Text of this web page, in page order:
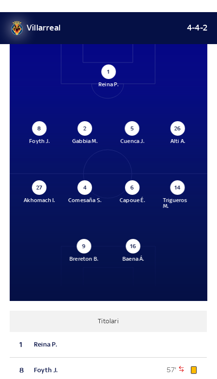
Villarreal 4-4-2
1
Reina P.
8
Foyth J.
2
Gabbia M.
5
Cuenca J.
26
Alti A.
27
Akhomach I.
4
Comesaña S.
6
Capoue É.
14
Trigueros
M.
9
Brereton B.
16
Baena Á.
Titolari
1 Reina P.
8 Foyth J. 57'